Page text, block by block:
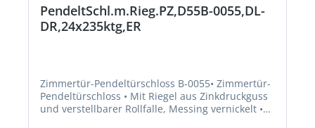
PendeltSchl.m.Rieg.PZ,D55B-0055,DL-
DR,24x235ktg,ER
Zimmertür-Pendeltürschloss B-0055• Zimmertür-
Pendeltürschloss • Mit Riegel aus Zinkdruckguss
und verstellbarer Rollfalle, Messing vernickelt •